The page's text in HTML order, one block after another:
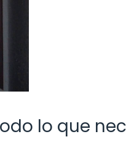
lo que